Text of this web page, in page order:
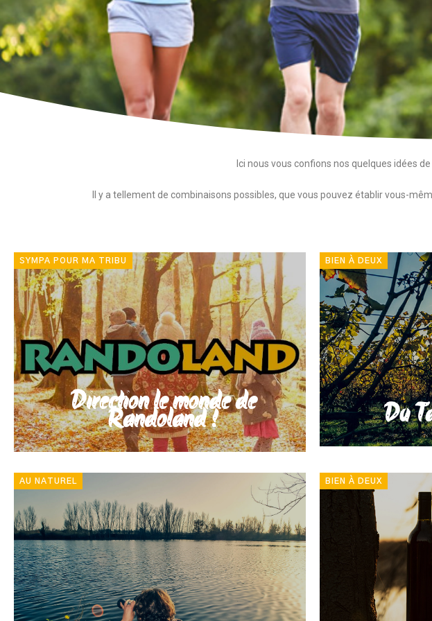
Ici nous vous confions nos quelques idées
Il y a tellement de combinaisons possibles, que vous pouvez établir vous-
SYMPA POUR MA TRIBU
Direction le monde de
Randoland !
BIEN À DEUX
Du
AU NATUREL BIEN À DEUX